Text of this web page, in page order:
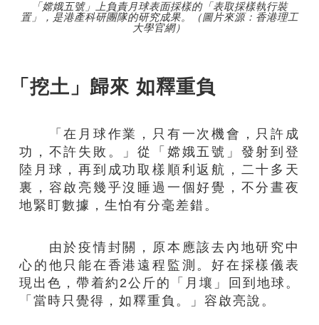
「嫦娥五號」上負責月球表面採樣的「表取採樣執行裝
置」，是港產科研團隊的研究成果。（圖片來源：香港理工
大學官網）
「挖土」歸來 如釋重負
「在月球作業，只有一次機會，只許成
功，不許失敗。」從「嫦娥五號」發射到登
陸月球，再到成功取樣順利返航，二十多天
裏 ，容啟亮幾乎沒睡過一個好覺，不分晝夜
地緊盯數據，生怕有分毫差錯。
由於疫情封關，原本應該去內地研究中
心的他只能在香港遠程監測。好在採樣儀表
現出色，帶着約2公斤的「月壤 」回到地球。
「當時只覺得，如釋重負。」容啟亮說。